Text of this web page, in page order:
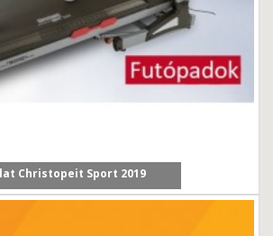
Christopeit Sport 2019